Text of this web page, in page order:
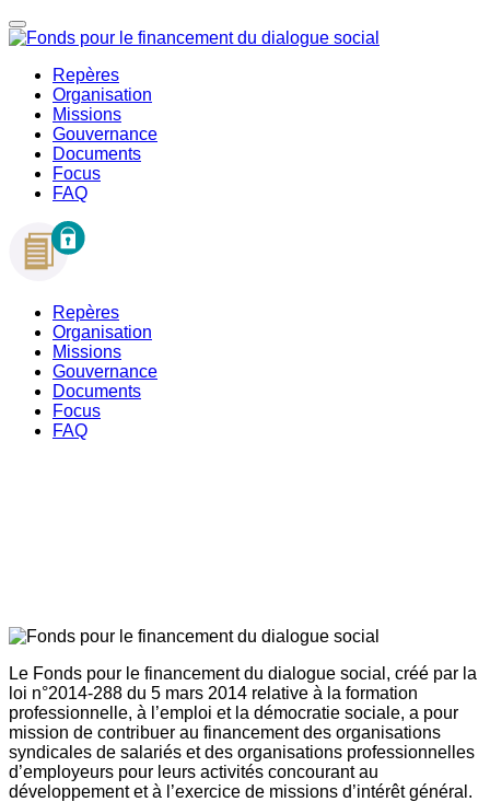
Repères
Organisation
Missions
Gouvernance
Documents
Focus
FAQ
Repères
Organisation
Missions
Gouvernance
Documents
Focus
FAQ
Le Fonds pour le financement du dialogue social, créé par la
loi n°2014-288 du 5 mars 2014 relative à la formation
professionnelle, à l’emploi et la démocratie sociale, a pour
mission de contribuer au financement des organisations
syndicales de salariés et des organisations professionnelles
d’employeurs pour leurs activités concourant au
développement et à l’exercice de missions d’intérêt général.